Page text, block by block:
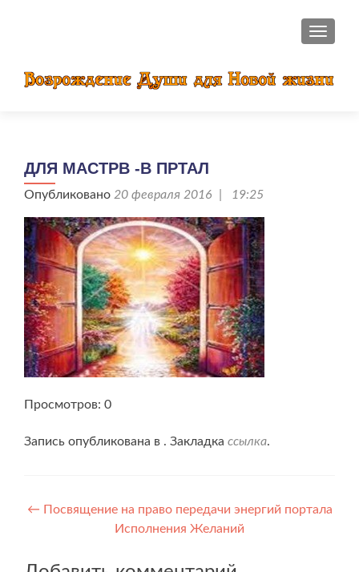
ДЛЯ МАСТРВ -В ПРТАЛ
Опубликовано 20 февраля 2016 | 19:25
Просмотров: 0
Запись опубликована в . Закладка ссылка.
Навигация
← Посвящение на право передачи энергий портала
Исполнения Желаний